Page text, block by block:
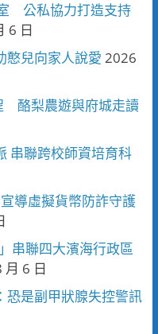
公私協力打造支持
6 日
兒向家人說愛 2026
酪梨農遊與府城走讀
串聯跨校師資培育科
導虛擬貨幣防詐守護
串聯四大濱海行政區
月 6 日
恐是副甲狀腺失控警訊